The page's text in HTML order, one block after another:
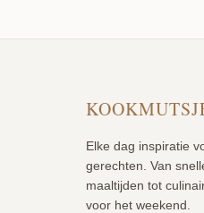
Elke dag inspiratie
gerechten. Van
maaltijden tot
voor het weekend.